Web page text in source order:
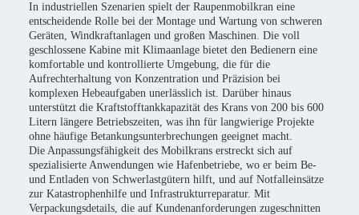
In industriellen Szenarien spielt der Raupenmobilkran eine
entscheidende Rolle bei der Montage und Wartung von schweren
Geräten, Windkraftanlagen und großen Maschinen. Die voll
geschlossene Kabine mit Klimaanlage bietet den Bedienern eine
komfortable und kontrollierte Umgebung, die für die
Aufrechterhaltung von Konzentration und Präzision bei
komplexen Hebeaufgaben unerlässlich ist. Darüber hinaus
unterstützt die Kraftstofftankkapazität des Krans von 200 bis 600
Litern längere Betriebszeiten, was ihn für langwierige Projekte
ohne häufige Betankungsunterbrechungen geeignet macht.
Die Anpassungsfähigkeit des Mobilkrans erstreckt sich auf
spezialisierte Anwendungen wie Hafenbetriebe, wo er beim Be-
und Entladen von Schwerlastgütern hilft, und auf Notfalleinsätze
zur Katastrophenhilfe und Infrastrukturreparatur. Mit
Verpackungsdetails, die auf Kundenanforderungen zugeschnitten